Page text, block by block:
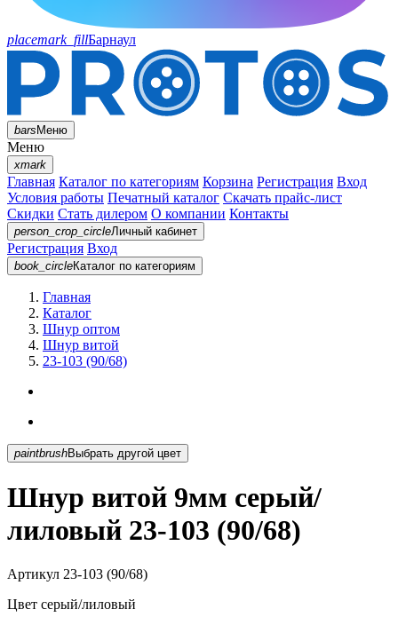
placemark_fillБарнаул
barsМеню
Меню
xmark
Главная Каталог по категориям Корзина Регистрация Вход
Условия работы Печатный каталог Скачать прайс-лист
Скидки Стать дилером О компании Контакты
person_crop_circleЛичный кабинет
Регистрация Вход
book_circleКаталог по категориям
Главная
Каталог
Шнур оптом
Шнур витой
23-103 (90/68)
paintbrush Выбрать другой цвет
Шнур витой 9мм серый/
лиловый 23-103 (90/68)
Артикул 23-103 (90/68)
Цвет серый/лиловый